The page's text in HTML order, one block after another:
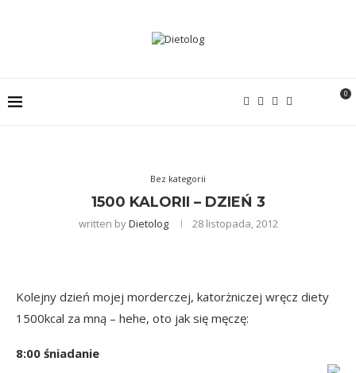
0
Bez kategorii
1500 KALORII – DZIEŃ 3
written byDietolog 28 listopada, 2012
Kolejny dzień mojej morderczej, katorżniczej wręcz diety
1500kcal za mną – hehe, oto jak się męczę:
8:00 śniadanie